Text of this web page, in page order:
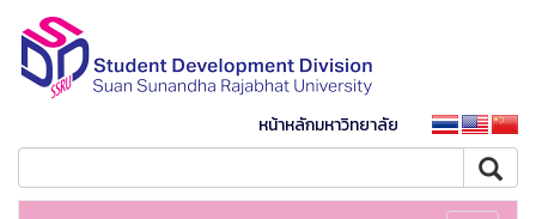
หน้าหลักมหาวิทยาลัย